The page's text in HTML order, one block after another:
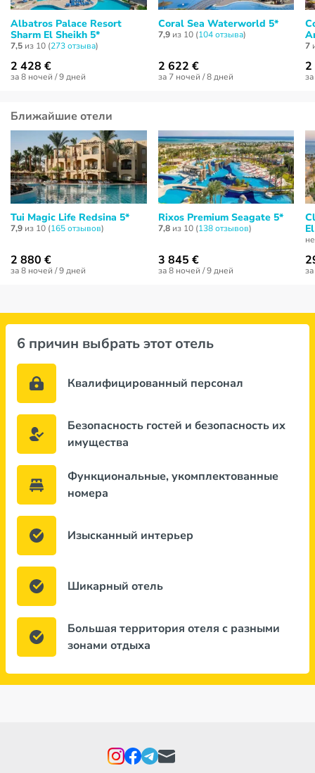
Albatros Palace Resort
Sharm El Sheikh 5*
7,5 из 10 (273 отзывa)
2 428 €
за 8 ночей / 9 дней
Coral Sea Waterworld 5*
7,9из 10 (104 отзывa)
2 622 €
за 7 ночей / 8 дней
7
Ближайшие отели
Tui Magic Life Redsina 5*
7,9 из 10 (165 отзывов)
2 880 €
за 8 ночей / 9 дней
Rixos Premium Seagate 5*
7,8из 10 (138 отзывов)
3 845 €
за 8 ночей / 9 дней
6 причин выбрать этот отель
Квалифицированный персонал
Безопасность гостей и безопасность их
имущества
Функциональные, укомплектованные
номера
Изысканный интерьер
Шикарный отель
Большая территория отеля с разными
зонами отдыха